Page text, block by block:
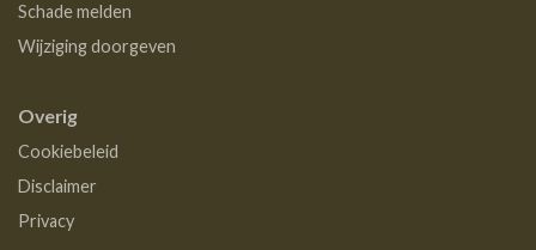
Schade melden
Wijziging doorgeven
Overig
Cookiebeleid
Disclaimer
Privacy